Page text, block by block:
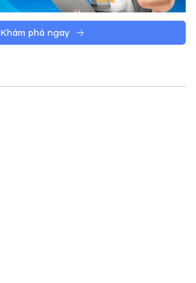
Khám phá ngay